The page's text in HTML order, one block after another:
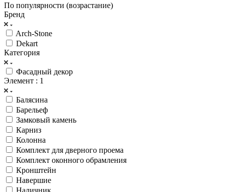
По популярности (возрастание)
Бренд
Arch-Stone
Dekart
Категория
Фасадный декор
Элемент : 1
Балясина
Барельеф
Замковый камень
Карниз
Колонна
Комплект для дверного проема
Комплект оконного обрамления
Кронштейн
Навершие
Наличник